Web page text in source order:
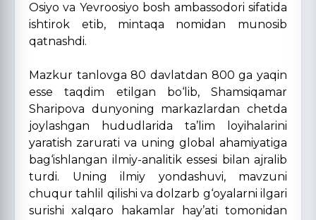
Osiyo va Yevroosiyo bosh ambassodori sifatida
ishtirok etib, mintaqa nomidan munosib
qatnashdi.
Mazkur tanlovga 80 davlatdan 800 ga yaqin
esse taqdim etilgan bo‘lib, Shamsiqamar
Sharipova dunyoning markazlardan chetda
joylashgan hududlarida ta’lim loyihalarini
yaratish zarurati va uning global ahamiyatiga
bag‘ishlangan ilmiy-analitik essesi bilan ajralib
turdi. Uning ilmiy yondashuvi, mavzuni
chuqur tahlil qilishi va dolzarb g‘oyalarni ilgari
surishi xalqaro hakamlar hay’ati tomonidan